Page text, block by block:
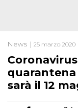
News | 25 marzo 2020
sarà il 12